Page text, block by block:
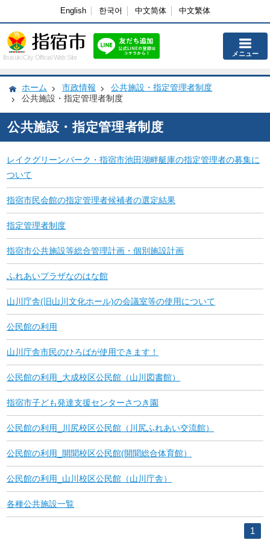
English 한국어 中文简体 中文繁体
Ibusuki City Official Web Site メニュー
ホーム 市政情報
公共施設・指定管理者制度
公共施設・指定管理者制度
公共施設・指定管理者制度
レイクグリーンパーク・指宿市池田湖畔艇庫の指定管理者の募集に
ついて
指宿市民会館の指定管理者候補者の選定結果
指定管理者制度
指宿市公共施設等総合管理計画・個別施設計画
ふれあいプラザなのはな館
山川庁舎(旧山川文化ホール)の会議室等の使用について
公民館の利用
山川庁舎市民のひろばが使用できます！
公民館の利用_大成校区公民館（山川図書館）
指宿市子ども発達支援センターさつき園
公民館の利用_川尻校区公民館（川尻ふれあい交流館）
公民館の利用_開聞校区公民館(開聞総合体育館）
公民館の利用_山川校区公民館（山川庁舎）
各種公共施設一覧
1